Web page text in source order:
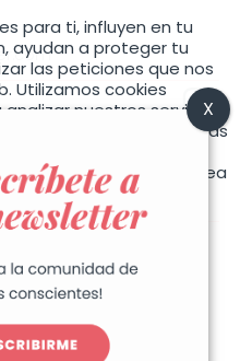
para ti, influyen en tu
ayudan a proteger tu
las peticiones que nos
Utilizamos cookies
nuestros servicios
con sus preferencias
con sus hábitos de
visitadas). Si desea
o también puede
"Configurar
la nuestraPolítica de